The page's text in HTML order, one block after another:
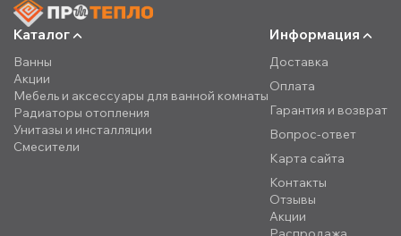
Каталог
Ванны
Акции
Мебель и аксессуары для ванной комнаты
Радиаторы отопления
Унитазы и инсталляции
Смесители
Информация
Доставка
Оплата
Гарантия и возврат
Вопрос-ответ
Карта сайта
Контакты
Отзывы
Акции